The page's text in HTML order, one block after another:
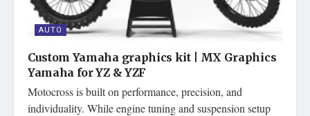
AUTO
Custom Yamaha graphics kit | MX Graphics
Yamaha for YZ & YZF
Motocross is built on performance, precision, and
individuality. While engine tuning and suspension setup